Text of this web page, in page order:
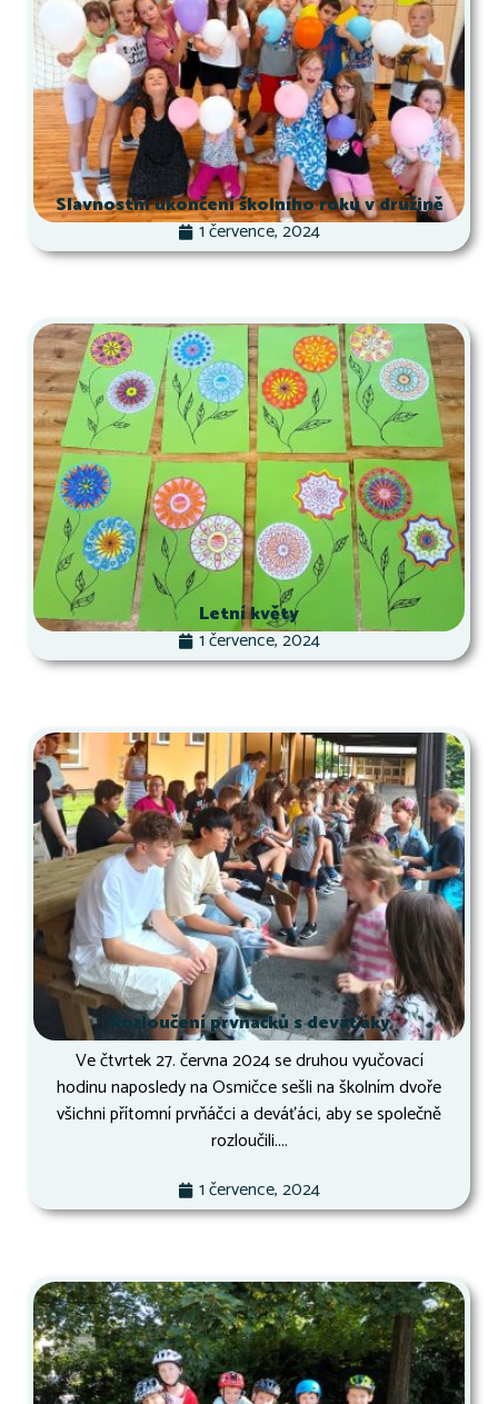
Slavnostní ukončení školního roku v družině
1 července, 2024
Letní květy
1 července, 2024
Rozloučení prvňáčků s deváťáky
Ve čtvrtek 27. června 2024 se druhou vyučovací
hodinu naposledy na Osmičce sešli na školním dvoře
všichni přítomní prvňáčci a deváťáci, aby se společně
rozloučili....
1 července, 2024